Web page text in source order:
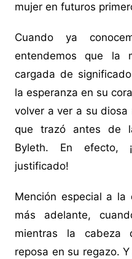
mujer en futuros
Cuando ya
entendemos que la
cargada de
la esperanza en su
volver a ver a su
que trazó antes de
Byleth. En efecto,
justificado!
Mención especial a la
más adelante,
mientras la cabeza
reposa en su regazo.